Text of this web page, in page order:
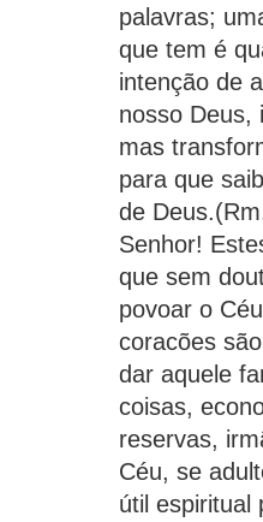
palavras;
que tem é
intenção de
nosso Deus,
mas
para que
de
Senhor!
que sem
povoar o
coracões
dar aquele
coisas,
reservas,
Céu, se
útil espiritual